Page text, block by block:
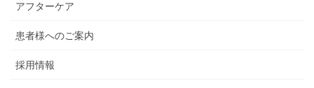
アフターケア
患者様へのご案内
採用情報